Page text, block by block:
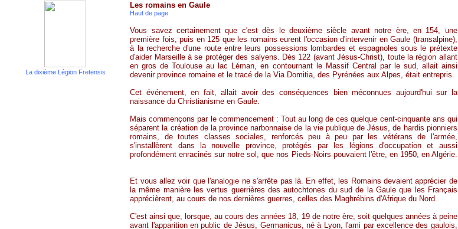
La dixième Légion Fretensis
Les romains en Gaule
Haut de page
Vous savez certainement que c'est dès le deuxième siècle avant notre ère, en 154, une
première fois, puis en 125 que les romains eurent l'occasion d'intervenir en Gaule (transalpine),
à la recherche d'une route entre leurs possessions lombardes et espagnoles sous le prétexte
d'aider Marseille à se protéger des salyens. Dès 122 (avant Jésus-Christ), toute la région allant
en gros de Toulouse au lac Léman, en contournant le Massif Central par le sud, allait ainsi
devenir province romaine et le tracé de la Via Domitia, des Pyrénées aux Alpes, était entrepris.
Cet événement, en fait, allait avoir des conséquences bien méconnues aujourd'hui sur la
naissance du Christianisme en Gaule.
Mais commençons par le commencement : Tout au long de ces quelque cent-cinquante ans qui
séparent la création de la province narbonnaise de la vie publique de Jésus, de hardis pionniers
romains, de toutes classes sociales, renforcés peu à peu par les vétérans de l'armée,
s'installèrent dans la nouvelle province, protégés par les légions d'occupation et aussi
profondément enracinés sur notre sol, que nos Pieds-Noirs pouvaient l'être, en 1950, en Algérie.
Et vous allez voir que l'analogie ne s'arrête pas là. En effet, les Romains devaient apprécier de
la même manière les vertus guerrières des autochtones du sud de la Gaule que les Français
apprécièrent, au cours de nos dernières guerres, celles des Maghrébins d'Afrique du Nord.
C'est ainsi que, lorsque, au cours des années 18, 19 de notre ère, soit quelques années à peine
avant l'apparition en public de Jésus, Germanicus, né à Lyon, l'ami par excellence des gaulois,